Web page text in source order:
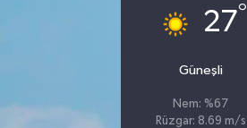
27°
Güneşli
Nem: %67
Rüzgar: 8.69 m/s